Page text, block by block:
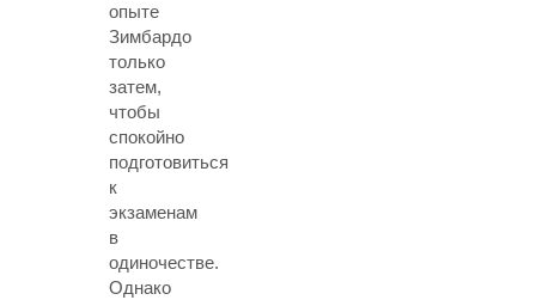
опыте
Зимбардо
только
затем,
чтобы
спокойно
подготовиться
к
экзаменам
в
одиночестве.
Однако